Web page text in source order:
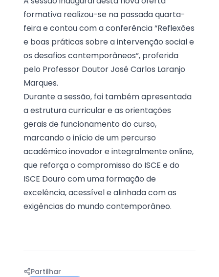
formativa realizou-se na passada quarta-
feira e contou com a conferência “Reflexões
e boas práticas sobre a intervenção social e
os desafios contemporâneos”, proferida
pelo Professor Doutor José Carlos Laranjo
Marques.
Durante a sessão, foi também apresentada
a estrutura curricular e as orientações
gerais de funcionamento do curso,
marcando o início de um percurso
académico inovador e integralmente online,
que reforça o compromisso do ISCE e do
ISCE Douro com uma formação de
excelência, acessível e alinhada com as
exigências do mundo contemporâneo.
Partilhar